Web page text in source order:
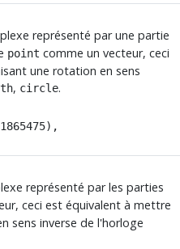
représenté par une partie
point comme un vecteur, ceci
une rotation en sens
, circle.
représenté par les parties
ceci est équivalent à mettre
sens inverse de l'horloge